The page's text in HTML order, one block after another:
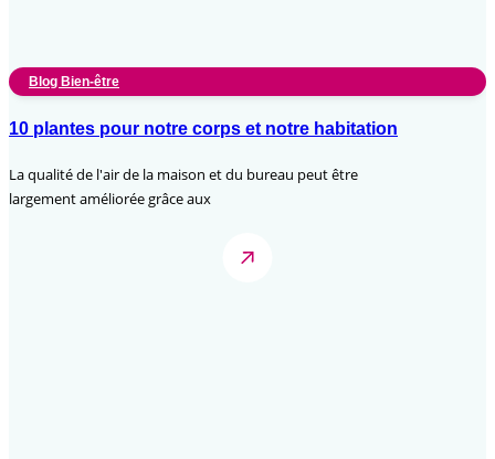
Blog Bien-être
10 plantes pour notre corps et notre habitation
La qualité de l'air de la maison et du bureau peut être
largement améliorée grâce aux